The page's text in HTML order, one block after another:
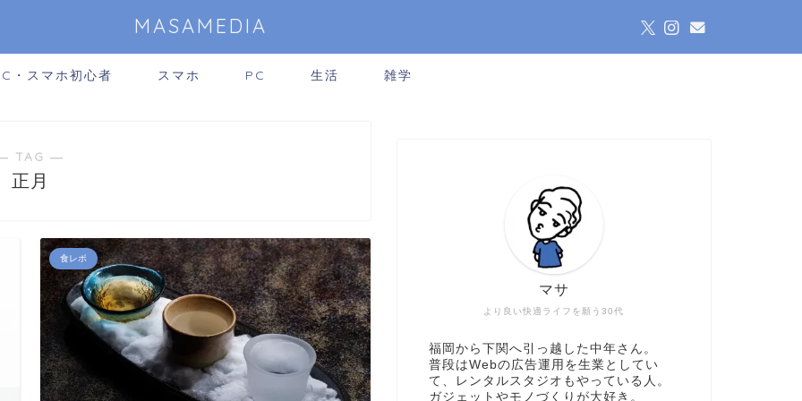
MASAMEDIA
・スマホ初心者 スマホ PC 生活 雑学
TAG ―
正月
食レポ
より良い快適ライフを願う30代
マサ
福岡から下関へ引っ越した中年さん。
普段はWebの広告運用を生業としてい
て、レンタルスタジオもやっている人。
ガジェットやモノづくりが大好き。